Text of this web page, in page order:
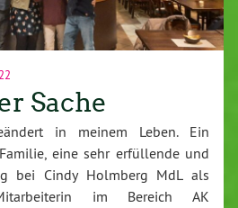
Sache
in meinem Leben. Ein
eine sehr erfüllende und
bei Cindy Holmberg MdL als
im Bereich AK